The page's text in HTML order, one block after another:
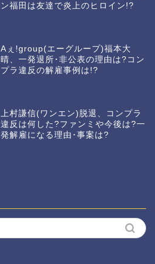
ン福田は友達で炎上のヒロイン!?
Aぇ!group(エーグループ)福本大
晴、一発退所･非公表の理由は?コン
プラ違反の解雇事例は!?
上村謙信(ワンエン)脱退、コンプラ
違反は何した?ファンミや今後は?一
発解雇になる理由･事案は?